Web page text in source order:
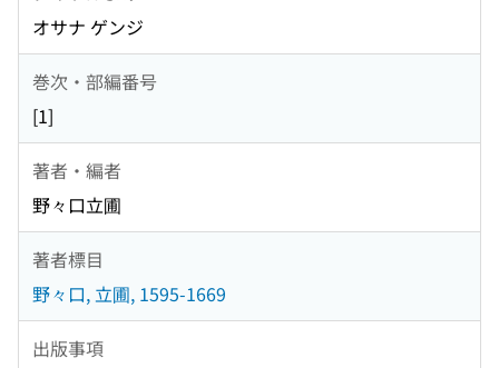
オサナ ゲンジ
巻次・部編番号
[1]
著者・編者
野々口立圃
著者標目
野々口, 立圃, 1595-1669
出版事項